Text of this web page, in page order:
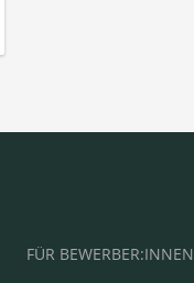
FÜR BEWERBER:INNEN